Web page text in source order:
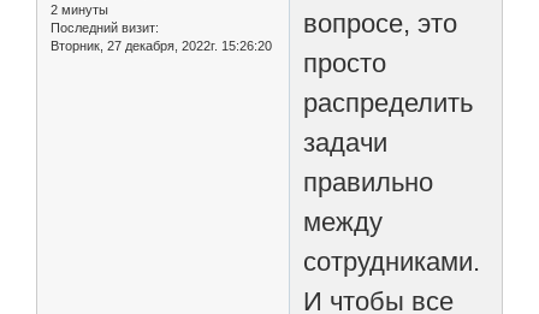
2 минуты
Последний визит:
Вторник, 27 декабря, 2022г. 15:26:20
вопросе, это
просто
распределить
задачи
правильно
между
сотрудниками.
И чтобы все